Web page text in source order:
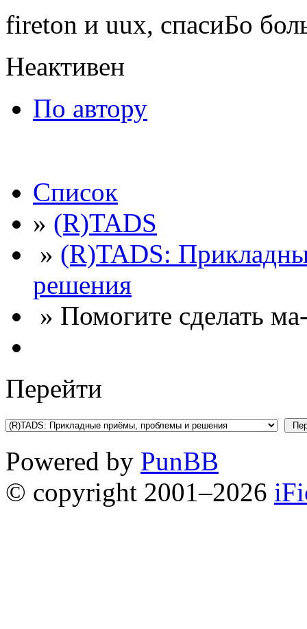
fireton и uux, спасиБо
Неактивен
По автору
Список
» (R)TADS
» (R)TADS:
решения
» Помогите сделать
Перейти
Powered by PunBB
© copyright 2001–2026